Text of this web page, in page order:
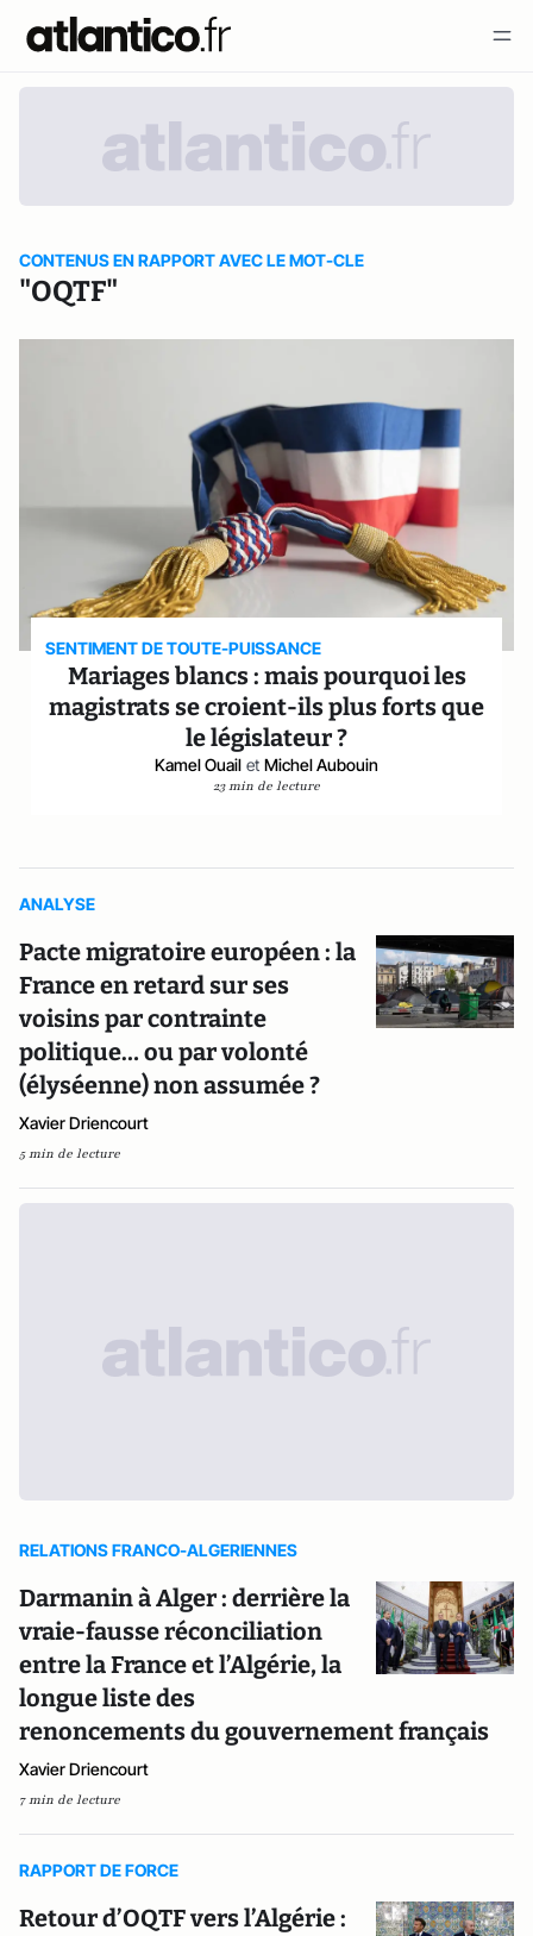
CONTENUS EN RAPPORT AVEC LE MOT-CLE
"OQTF"
SENTIMENT DE TOUTE-PUISSANCE
Mariages blancs : mais pourquoi les
magistrats se croient-ils plus forts que
le législateur ?
Kamel Ouail et Michel Aubouin
23 min de lecture
ANALYSE
Pacte migratoire européen : la
France en retard sur ses
voisins par contrainte
politique… ou par volonté
(élyséenne) non assumée ?
Xavier Driencourt
5 min de lecture
RELATIONS FRANCO-ALGERIENNES
Darmanin à Alger : derrière la
vraie-fausse réconciliation
entre la France et l’Algérie, la
longue liste des
renoncements du gouvernement français
Xavier Driencourt
7 min de lecture
RAPPORT DE FORCE
Retour d’OQTF vers l’Algérie :